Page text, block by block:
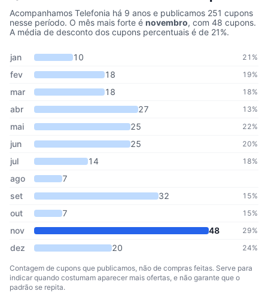
Acompanhamos Telefonia há 9 anos e publicamos 251 cupons
nesse período. O mês mais forte é novembro, com 48 cupons.
A média de desconto dos cupons percentuais é de 21%.
Cupons de Telefonia publicados por mês, somando os últimos 9
Mês Cupons publicados
jan 10 21%
fev 18 19%
mar 18 18%
abr 27 13%
mai 25 22%
jun 25 20%
jul 14 18%
ago
7
set
32 15%
out 7 15%
nov 48 29%
dez 20 24%
Contagem de cupons que publicamos, não de compras feitas. Serve para
indicar quando costumam aparecer mais ofertas, e não garante que o
padrão se repita.